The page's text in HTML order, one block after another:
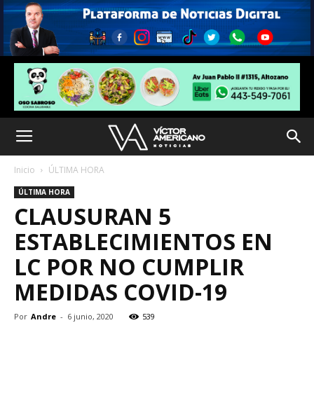
Inicio ÚLTIMA HORA
ÚLTIMA HORA
CLAUSURAN 5
ESTABLECIMIENTOS EN
LC POR NO CUMPLIR
MEDIDAS COVID-19
Por Andre - 6 junio, 2020 539